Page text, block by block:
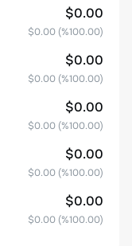
$0.00
$0.00 (%100.00)
$0.00
$0.00 (%100.00)
$0.00
$0.00 (%100.00)
$0.00
$0.00 (%100.00)
$0.00
$0.00 (%100.00)